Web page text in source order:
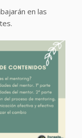
en las